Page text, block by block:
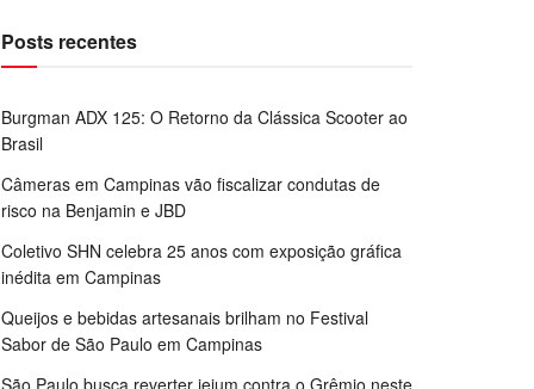
Posts recentes
Burgman ADX 125: O Retorno da Clássica Scooter ao
Brasil
Câmeras em Campinas vão fiscalizar condutas de
risco na Benjamin e JBD
Coletivo SHN celebra 25 anos com exposição gráfica
inédita em Campinas
Queijos e bebidas artesanais brilham no Festival
Sabor de São Paulo em Campinas